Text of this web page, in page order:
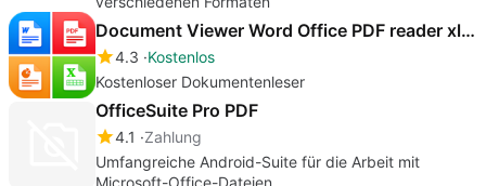
Document Viewer Word Office PDF reader xlsx
4.3 Kostenlos
Kostenloser Dokumentenleser
OfficeSuite Pro PDF
4.1
Zahlung
Umfangreiche Android-Suite für die Arbeit mit
Microsoft-Office-Dateien